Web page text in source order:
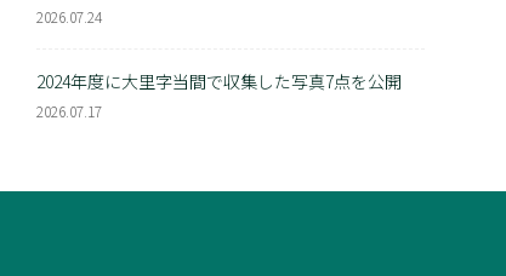
2026.07.24
2024年度に大里字当間で収集した写真7点を公開
2026.07.17